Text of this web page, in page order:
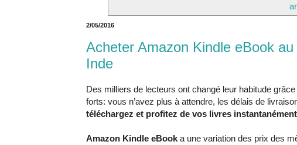
2/05/2016
Acheter Amazon Kindle eBook
Inde
Des milliers de lecteurs ont changé leur habitude
forts: vous n’avez plus à attendre, les délais de
téléchargez et profitez de vos livres instantanément
Amazon Kindle eBook a une variation des prix des